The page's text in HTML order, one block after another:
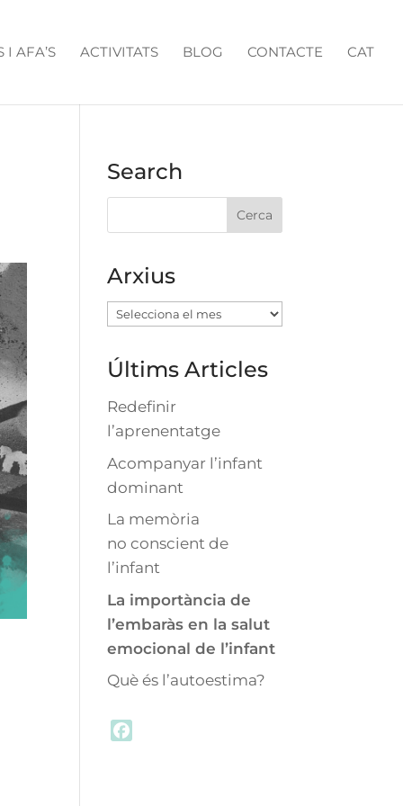
I AFA’S ACTIVITATS BLOG CONTACTE CAT
Search
Arxius
Arxius
Últims Articles
Redefinir
l’aprenentatge
Acompanyar l’infant
dominant
La memòria
no conscient de
l’infant
La importància de
l’embaràs en la salut
emocional de l’infant
Què és l’autoestima?